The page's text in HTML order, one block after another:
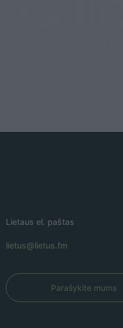
Lietaus el. paštas
lietus@lietus.fm
Parašykite mums